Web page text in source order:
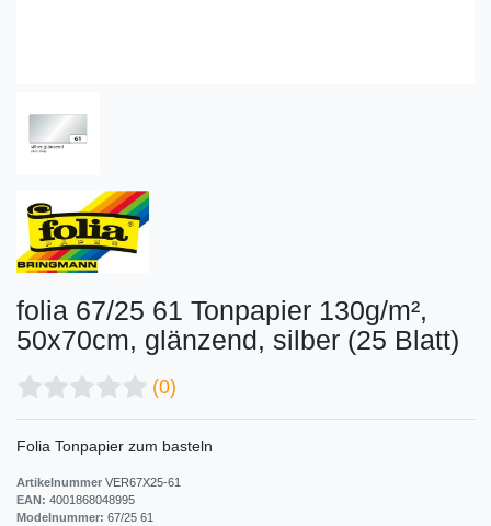
folia 67/25 61 Tonpapier 130g/m²,
50x70cm, glänzend, silber (25 Blatt)
(0)
Folia Tonpapier zum basteln
Artikelnummer VER67X25-61
EAN: 4001868048995
Modelnummer: 67/25 61